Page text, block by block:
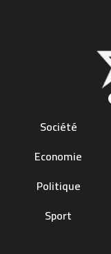
Société
Economie
Politique
Sport